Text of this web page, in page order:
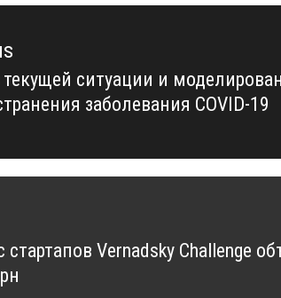
ситуации и
заболевания COVID-19
стартапов Vernadsky Challenge